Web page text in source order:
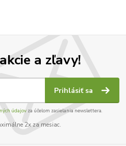
a zľavy!
Prihlásiť sa
údajov za účelom zasielania newslettera.
2x za mesiac.